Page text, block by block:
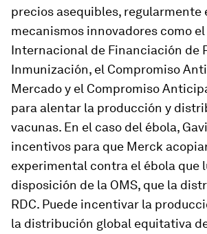
precios asequibles, regularmente
mecanismos innovadores como
Internacional de Financiación de
Inmunización, el Compromiso
Mercado y el Compromiso
para alentar la producción y
vacunas. En el caso del ébola,
incentivos para que Merck
experimental contra el ébola que
disposición de la OMS, que la
RDC. Puede incentivar la
la distribución global equitativa